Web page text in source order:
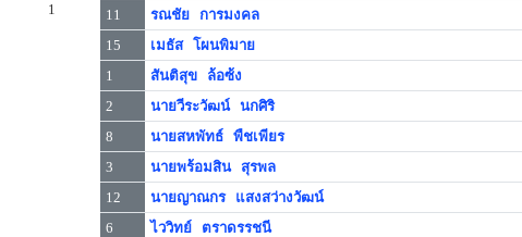
1
11
รณชัย การมงคล
15
เมธัส โผนพิมาย
1
สันติสุข ล้อซ้ง
2
นายวีระวัฒน์ นกศิริ
8
นายสหพัทธ์ พืชเพียร
3
นายพร้อมสิน สุรพล
12
นายญาณกร แสงสว่างวัฒน์
6
ไววิทย์ ตราดรรชนี